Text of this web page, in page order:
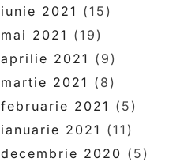
iunie 2021 (15)
mai 2021 (19)
aprilie 2021 (9)
martie 2021 (8)
februarie 2021 (5)
ianuarie 2021 (11)
decembrie 2020 (5)